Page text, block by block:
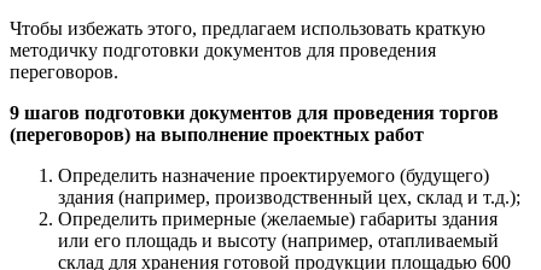
Чтобы избежать этого, предлагаем использовать краткую
методичку подготовки документов для проведения
переговоров.
9 шагов подготовки документов для проведения торгов
(переговоров) на выполнение проектных работ
Определить назначение проектируемого (будущего)
здания (например, производственный цех, склад и т.д.);
Определить примерные (желаемые) габариты здания
или его площадь и высоту (например, отапливаемый
склад для хранения готовой продукции площадью 600